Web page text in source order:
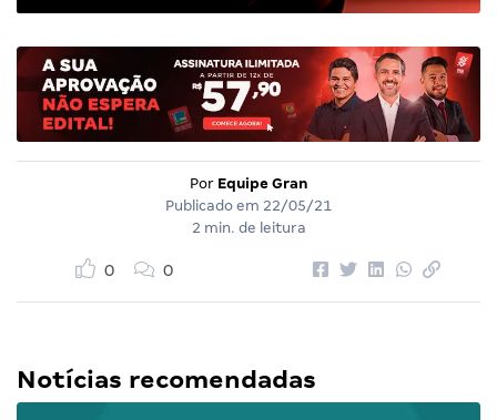
Por Equipe Gran
Publicado em 22/05/21
2 min. de leitura
0 0
Notícias recomendadas